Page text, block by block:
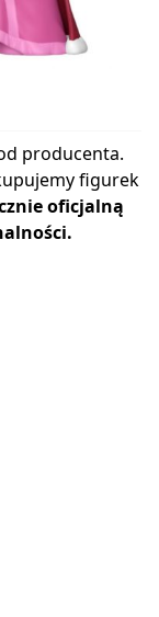
producenta.
figurek
oficjalną